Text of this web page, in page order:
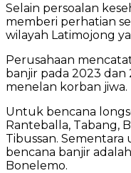
Selain persoalan
memberi perhatian
wilayah Latimojong
Perusahaan
banjir pada 2023
menelan korban jiwa.
Untuk bencana
Ranteballa, Tabang,
Tibussan.
bencana banjir
Bonelemo.